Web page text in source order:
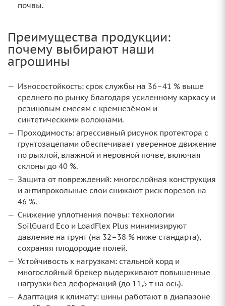
почвы.
Преимущества продукции:
почему выбирают наши
агрошины
Износостойкость: срок службы на 36–41 % выше
среднего по рынку благодаря усиленному каркасу и
резиновым смесям с кремнезёмом и
синтетическими волокнами.
Проходимость: агрессивный рисунок протектора с
грунтозацепами обеспечивает уверенное движение
по рыхлой, влажной и неровной почве, включая
склоны до 40 %.
Защита от повреждений: многослойная конструкция
и антипрокольные слои снижают риск порезов на
46 %.
Снижение уплотнения почвы: технологии
SoilGuard Eco и LoadFlex Plus минимизируют
давление на грунт (на 32–38 % ниже стандарта),
сохраняя плодородие полей.
Устойчивость к нагрузкам: стальной корд и
многослойный брекер выдерживают повышенные
нагрузки без деформаций (до 11,5 т на ось).
Адаптация к климату: шины работают в диапазоне